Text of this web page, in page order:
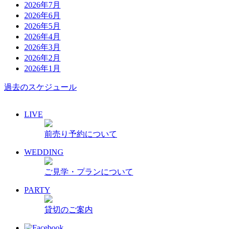
2026年7月
2026年6月
2026年5月
2026年4月
2026年3月
2026年2月
2026年1月
過去のスケジュール
LIVE
前売り予約について
WEDDING
ご見学・プランについて
PARTY
貸切のご案内